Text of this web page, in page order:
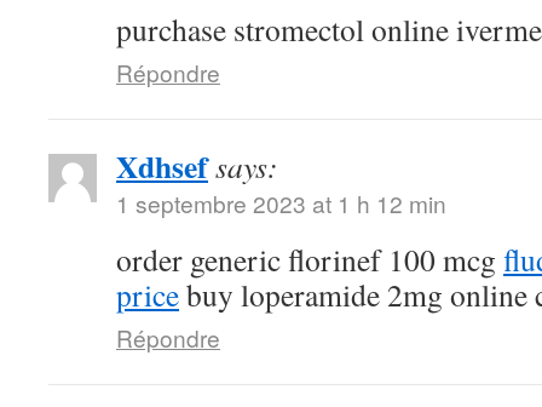
purchase stromectol online
Répondre
Xdhsefsays:
1 septembre 2023 at 1 h 12 min
order generic florinef 100 mcg
pricebuy loperamide 2mg online
Répondre